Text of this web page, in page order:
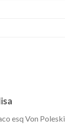
esq Von Poleski